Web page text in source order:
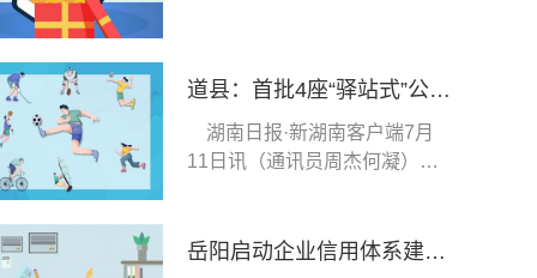
道县：首批4座“驿站式”公厕 成为便民服务新窗口
湖南日报·新湖南客户端7月
11日讯（通讯员周杰何凝）近
岳阳启动企业信用体系建设“诚信宣传月”集中宣传活动